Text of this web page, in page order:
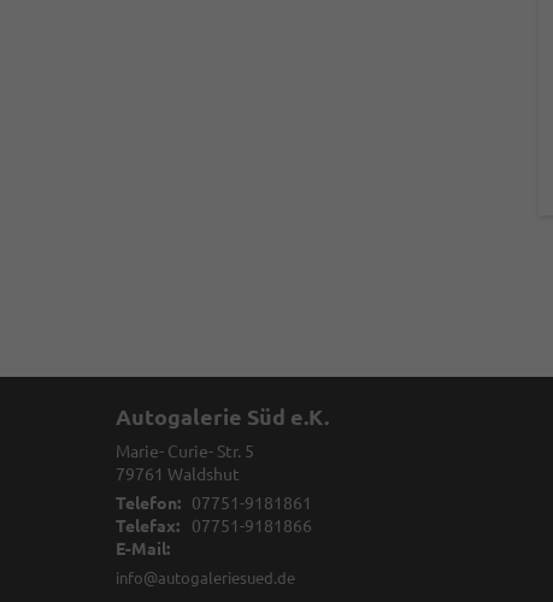
Autogalerie Süd e.K.
Marie- Curie- Str. 5
79761 Waldshut
Telefon:
07751-9181861
Telefax:
07751-9181866
E-Mail:
info@autogaleriesued.de